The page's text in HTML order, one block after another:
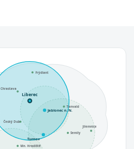
Liberec
Jablonec n. N.
Turnov
Chrastava
Frýdlant
Tanvald
Semily
Jilemnice
Mn. Hradiště
Český Dub